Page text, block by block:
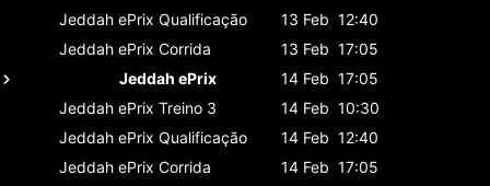
Jeddah ePrix Qualificação 13 Feb 12:40
Jeddah ePrix Corrida 13 Feb 17:05
Jeddah ePrix
14 Feb 17:05
Jeddah ePrix Treino 3 14 Feb 10:30
Jeddah ePrix Qualificação 14 Feb 12:40
Jeddah ePrix Corrida 14 Feb 17:05